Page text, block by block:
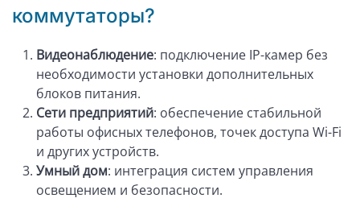
коммутаторы?
Видеонаблюдение: подключение IP-камер без
необходимости установки дополнительных
блоков питания.
Сети предприятий: обеспечение стабильной
работы офисных телефонов, точек доступа Wi-Fi
и других устройств.
Умный дом: интеграция систем управления
освещением и безопасности.